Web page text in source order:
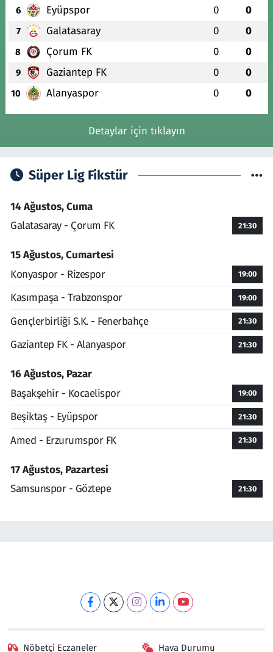
6 Eyüpspor 0 0
7 Galatasaray 0 0
8 Çorum FK 0 0
9 Gaziantep FK 0 0
10 Alanyaspor 0 0
Detaylar için tıklayın
Süper Lig Fikstür
14 Ağustos, Cuma
Galatasaray - Çorum FK
21:30
15 Ağustos, Cumartesi
Konyaspor - Rizespor
19:00
Kasımpaşa - Trabzonspor 19:00
Gençlerbirliği S.K. - Fenerbahçe 21:30
Gaziantep FK - Alanyaspor 21:30
16 Ağustos, Pazar
Başakşehir - Kocaelispor
19:00
Beşiktaş - Eyüpspor 21:30
Amed - Erzurumspor FK 21:30
17 Ağustos, Pazartesi
Samsunspor - Göztepe
21:30
Nöbetçi Eczaneler Hava Durumu